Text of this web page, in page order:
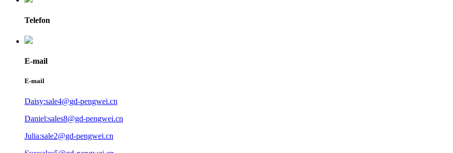
Telefon
E-mail
E-mail
Daisy:sale4@gd-pengwei.cn
Daniel:sales8@gd-pengwei.cn
Julia:sale2@gd-pengwei.cn